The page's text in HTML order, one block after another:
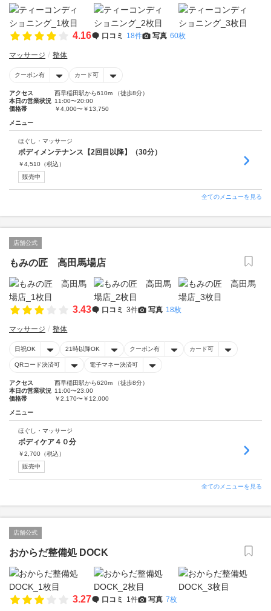
4.16 口コミ 18件 写真 60枚
マッサージ 整体
クーポン有 カード可
アクセス
西早稲田駅から610m （徒歩8分）
本日の営業状況 11:00〜20:00
価格帯
￥4,000〜￥13,750
メニュー
ほぐし・マッサージ
ボディメンテナンス【2回目以降】（30分）
￥4,510 （税込）
販売中
全てのメニューを見る
店舗公式
もみの匠 高田馬場店
3.43 口コミ 3件 写真 18枚
マッサージ 整体
日祝OK 21時以降OK クーポン有 カード可
QRコード決済可 電子マネー決済可
アクセス
西早稲田駅から620m （徒歩8分）
本日の営業状況 11:00〜23:00
価格帯
￥2,170〜￥12,000
メニュー
ほぐし・マッサージ
ボディケア４０分
￥2,700 （税込）
販売中
全てのメニューを見る
店舗公式
おからだ整備処 DOCK
3.27 口コミ 1件 写真 7枚